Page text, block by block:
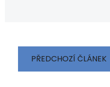
PŘEDCHOZÍ ČLÁNEK